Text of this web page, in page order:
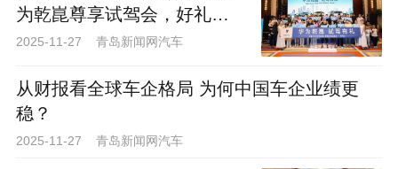
为乾崑尊享试驾会，好礼等
你来
2025-11-27 青岛新闻网汽车
从财报看全球车企格局 为何中国车企业绩更
稳？
2025-11-27 青岛新闻网汽车